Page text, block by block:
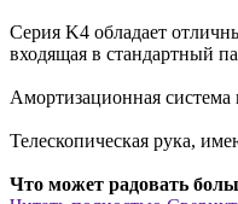
Серия K4 обладает
входящая в стандартный
Амортизационная
Телескопическая рука,
Что может радовать